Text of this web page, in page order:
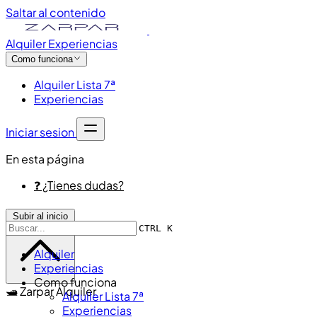
Saltar al contenido
Alquiler Experiencias
Como funciona
Alquiler Lista 7ª
Experiencias
Iniciar sesion
CTRL K
Alquiler
Experiencias
Como funciona
Alquiler Lista 7ª
Experiencias
En esta página
❓ ¿Tienes dudas?
Subir al inicio
🛥️ Zarpar Alquiler